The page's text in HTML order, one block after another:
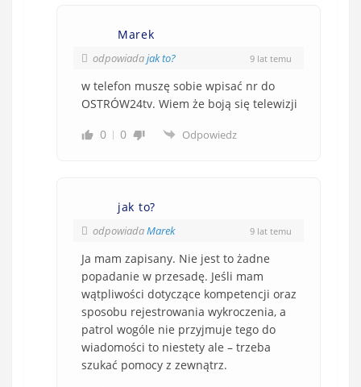
Marek
odpowiadajak to? 9 lat temu
w telefon muszę sobie wpisać nr do
OSTRÓW24tv. Wiem że boją się telewizji
0
0 Odpowiedz
jak to?
odpowiadaMarek 9 lat temu
Ja mam zapisany. Nie jest to żadne
popadanie w przesadę. Jeśli mam
wątpliwości dotyczące kompetencji oraz
sposobu rejestrowania wykroczenia, a
patrol wogóle nie przyjmuje tego do
wiadomości to niestety ale – trzeba
szukać pomocy z zewnątrz.